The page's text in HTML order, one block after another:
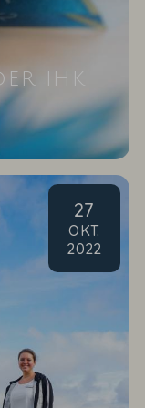
IHK
Leenart?
27
OKT.
2022